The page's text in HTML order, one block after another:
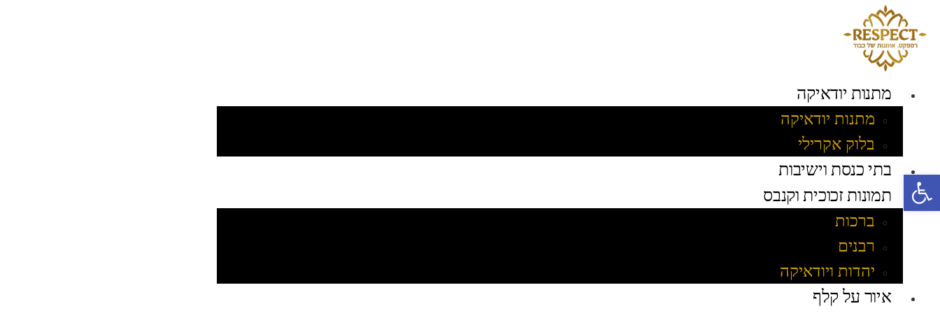
מתנות יודאיקה
מתנות יודאיקה
בלוק אקרילי
בתי כנסת וישיבות
תמונות זכוכית וקנבס
ברכות
רבנים
יהדות ויודאיקה
איור על קלף
פתח סרגל נגישות